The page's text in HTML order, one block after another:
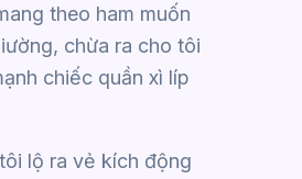
theo ham muốn
chừa ra cho tôi
chiếc quần xì líp
lộ ra vẻ kích động